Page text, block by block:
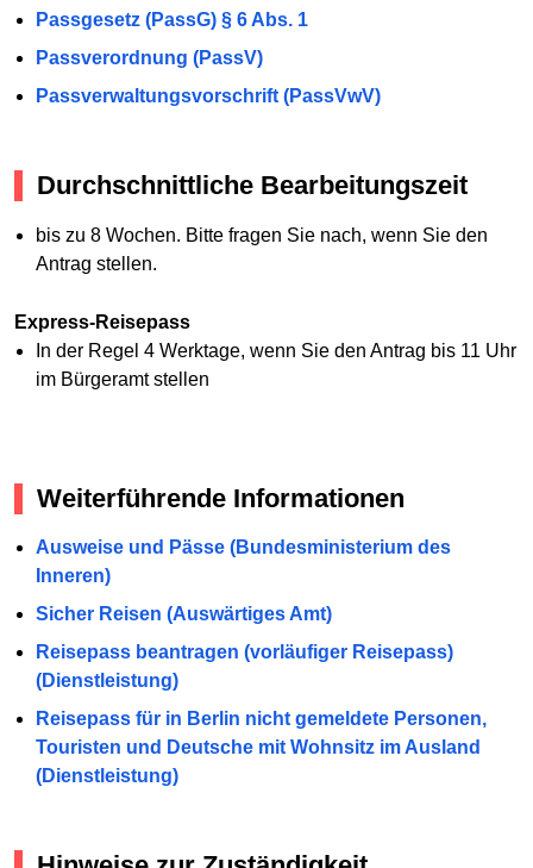
Passgesetz (PassG) § 6 Abs. 1
Passverordnung (PassV)
Passverwaltungsvorschrift (PassVwV)
Durchschnittliche Bearbeitungszeit
bis zu 8 Wochen. Bitte fragen Sie nach, wenn Sie den
Antrag stellen.
Express-Reisepass
In der Regel 4 Werktage, wenn Sie den Antrag bis 11 Uhr
im Bürgeramt stellen
Weiterführende Informationen
Ausweise und Pässe (Bundesministerium des
Inneren)
Sicher Reisen (Auswärtiges Amt)
Reisepass beantragen (vorläufiger Reisepass)
(Dienstleistung)
Reisepass für in Berlin nicht gemeldete Personen,
Touristen und Deutsche mit Wohnsitz im Ausland
(Dienstleistung)